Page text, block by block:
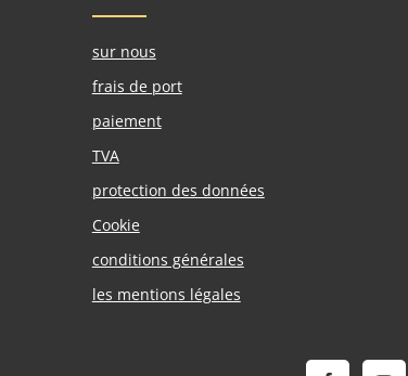
sur nous
frais de port
paiement
TVA
protection des données
Cookie
conditions générales
les mentions légales